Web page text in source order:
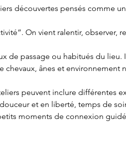
découvertes pensés comme
On vient ralentir, observer,
de passage ou habitués du
chevaux, ânes et environnement
peuvent inclure différentes
et en liberté, temps de
moments de connexion